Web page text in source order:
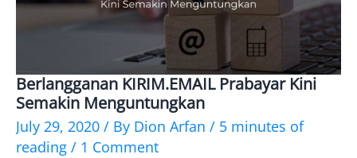
Berlangganan KIRIM.EMAIL Prabayar Kini
Semakin Menguntungkan
July 29, 2020 / By Dion Arfan / 5 minutes of
reading / 1 Comment
Berlangganan
KIRIM.EMAIL
Prabayar